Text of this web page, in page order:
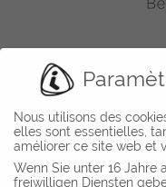
Nous utilisons des
elles sont essentielles,
améliorer ce site web et
Wenn Sie unter 16 Jahre
freiwilligen Diensten